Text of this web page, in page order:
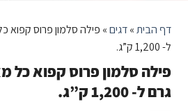
דף הבית»דגים»
ל- 1,200 ק”ג.
גרם ל- 1,200 ק”ג.